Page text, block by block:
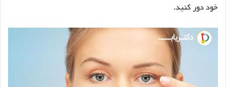
خود دور کنید.